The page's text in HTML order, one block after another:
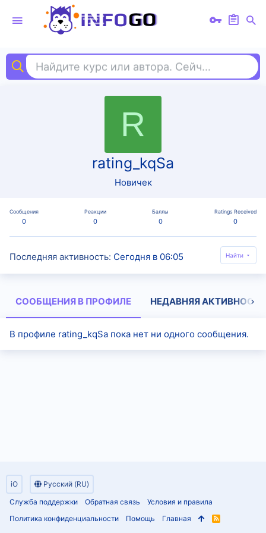
Найдите курс или автора. Сейчас ищут
R
rating_kqSa
Новичек
Сообщения
0
Реакции
0
Баллы
0
Ratings Received
0
Последняя активность Сегодня в 06:05 Найти
СООБЩЕНИЯ В ПРОФИЛЕ НЕДАВНЯЯ АКТИВНОСТЬ
В профиле rating_kqSa пока нет ни одного сообщения.
iO
Русский (RU)
Служба поддержки
Обратная связь
Условия и правила
Политика конфиденциальности
Помощь Главная
R